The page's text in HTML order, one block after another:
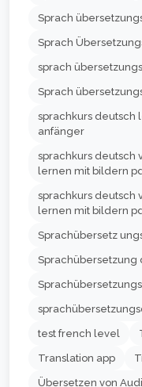
Sprach
Sprach
sprach
Sprach
sprachkurs deutsch
anfänger
sprachkurs deutsch
lernen mit bildern
sprachkurs deutsch
lernen mit bildern
Sprachübersetz
Sprachübersetzung
test french level
Translation app
Übersetzen von